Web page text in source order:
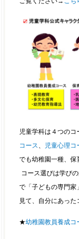
児童学科は４つのコ
コース
児童心理コ
でも幼稚園一種、保
コース選びは学び
で「子どもの専門家
見て、自分にあった
★幼稚園教員養成